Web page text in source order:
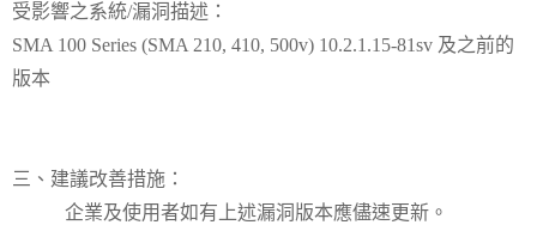
受影響之系統/漏洞描述：
SMA 100 Series (SMA 210, 410, 500v) 10.2.1.15-81sv 及之前的
版本
三、建議改善措施：
企業及使用者如有上述漏洞版本應儘速更新。